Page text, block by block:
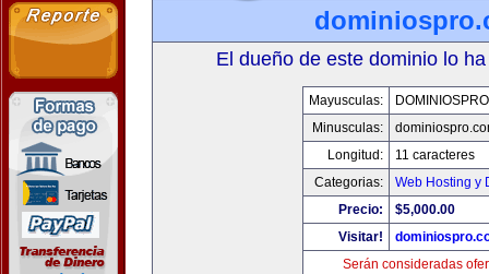
El dueño de este dominio lo
Mayusculas:
Minusculas:
Longitud:
11 caracteres
Categorias:
Web Hosting y
Precio:
$5,000.00
Visitar!
Serán consideradas